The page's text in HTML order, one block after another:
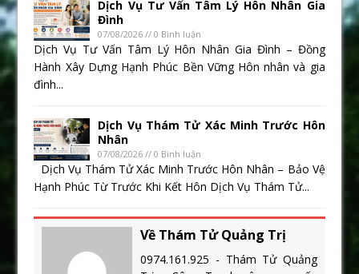
Dịch Vụ Tư Vấn Tâm Lý Hôn Nhân Gia
Đình
07/08/2026 // 0 Bình luận
Dịch Vụ Tư Vấn Tâm Lý Hôn Nhân Gia Đình – Đồng
Hành Xây Dựng Hạnh Phúc Bền Vững Hôn nhân và gia
đình...
Dịch Vụ Thám Tử Xác Minh Trước Hôn
Nhân
07/08/2026 // 0 Bình luận
Dịch Vụ Thám Tử Xác Minh Trước Hôn Nhân – Bảo Vệ
Hạnh Phúc Từ Trước Khi Kết Hôn Dịch Vụ Thám Tử...
Về Thám Tử Quảng Trị
0974.161.925 - Thám Tử Quảng